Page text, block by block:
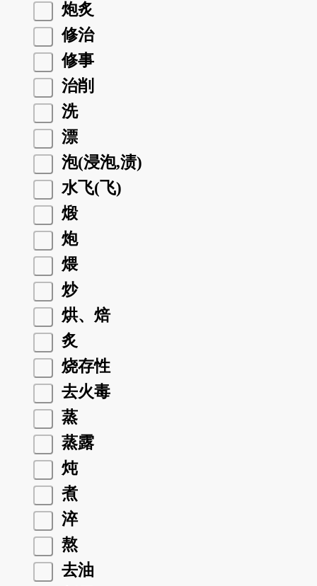
炮炙
修治
修事
治削
洗
漂
泡(浸泡,渍)
水飞(飞)
煅
炮
煨
炒
烘、焙
炙
烧存性
去火毒
蒸
蒸露
炖
煮
淬
熬
去油